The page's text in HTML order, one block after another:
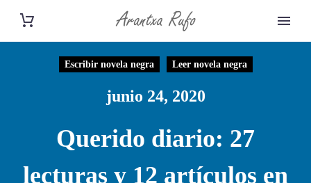
Escribir novela negra Leer novela negra
junio 24, 2020
Querido diario: 27
lecturas y 12 artículos en